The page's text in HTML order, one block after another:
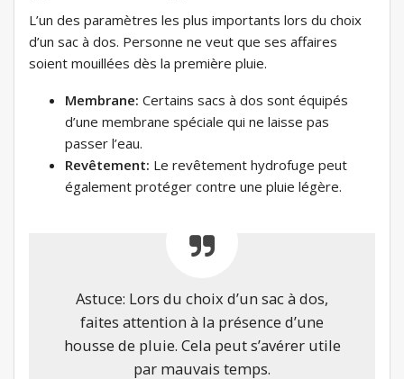
L’un des paramètres les plus importants lors du choix
d’un sac à dos. Personne ne veut que ses affaires
soient mouillées dès la première pluie.
Membrane: Certains sacs à dos sont équipés
d’une membrane spéciale qui ne laisse pas
passer l’eau.
Revêtement: Le revêtement hydrofuge peut
également protéger contre une pluie légère.
Astuce: Lors du choix d’un sac à dos,
faites attention à la présence d’une
housse de pluie. Cela peut s’avérer utile
par mauvais temps.